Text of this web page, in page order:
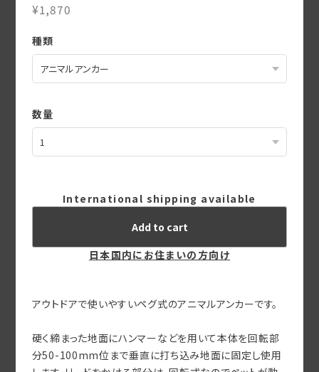
¥1,870
種類
数量
International shipping available
Add to cart
日本国内にお住まいの方向け
アウトドアで使いやすいペグ式のアニマルアンカーです。
硬く締まった地面にハンマーなどを用いて本体を回転部
分50-100mm位まで垂直に打ち込み地面に固定し使用